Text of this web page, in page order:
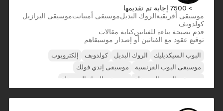
> 7500 إجابة تم تقديمها
موسيقى أفريقيةالروك البديلموسيقى أمبيانتموسيقى البرازيل
كولدويف
قدم نصيحة بناءة للفنانينكتابة مقالات
توقيع عقود مع الفنانين أو إصدار موسيقاهم
البوب السيكديليك الروك البديل كولدويف
إلكتروبوب
موسيقى البوب الفرنسية
موسيقى إندي فولك
موسيقى البوب المستقلة
موسيقى الروك المستقلة